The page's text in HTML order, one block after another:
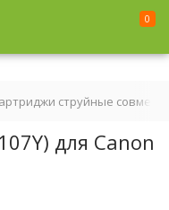
0
струйные
для Canon